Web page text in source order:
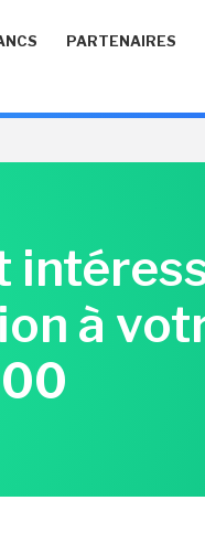
PARTENAIRES
à